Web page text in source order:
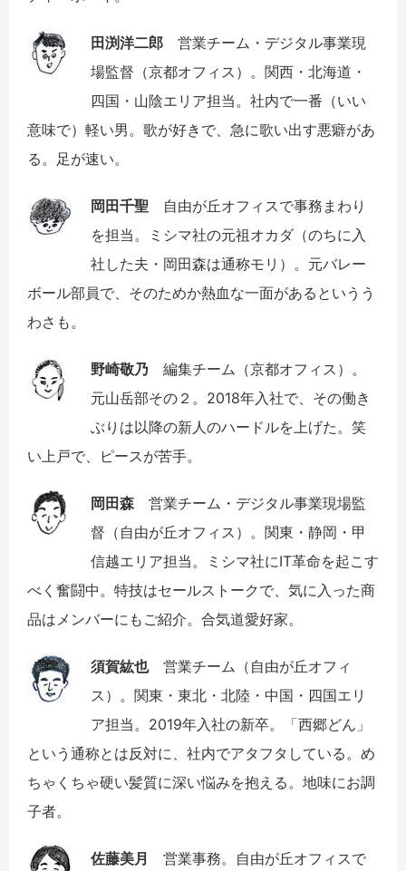
田渕洋二郎
営業チーム・デジタル事業現
場監督（京都オフィス）。関西・北海道・
四国・山陰エリア担当。社内で一番（いい
意味で）軽い男。歌が好きで、急に歌い出す悪癖があ
る。足が速い。
岡田千聖 自由が丘オフィスで事務まわり
を担当。ミシマ社の元祖オカダ（のちに入
社した夫・岡田森は通称モリ）。元バレー
ボール部員で、そのためか熱血な一面があるというう
わさも。
野崎敬乃 編集チーム（京都オフィス）。
元山岳部その２。2018年入社で、その働き
ぶりは以降の新人のハードルを上げた。笑
い上戸で、ピースが苦手。
岡田森 営業チーム・デジタル事業現場監
督（自由が丘オフィス）。関東・静岡・甲
信越エリア担当。ミシマ社にIT革命を起こす
べく奮闘中。特技はセールストークで、気に入った商
品はメンバーにもご紹介。合気道愛好家。
須賀紘也営業チーム（自由が丘オフィ
ス）。関東・東北・北陸・中国・四国エリ
ア担当。2019年入社の新卒。「西郷どん」
という通称とは反対に、社内でアタフタしている。め
ちゃくちゃ硬い髪質に深い悩みを抱える。地味にお調
子者。
佐藤美月
営業事務。自由が丘オフィスで